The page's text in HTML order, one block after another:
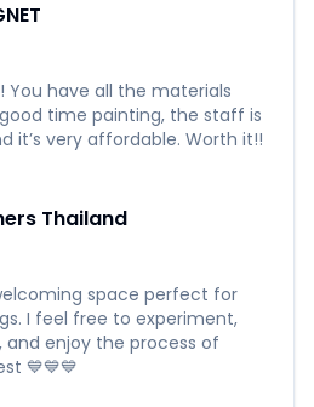
You have all the materials
time painting, the staff is
it’s very affordable. Worth it!!
Thailand
space perfect for
I feel free to experiment,
and enjoy the process of
💙💙💙